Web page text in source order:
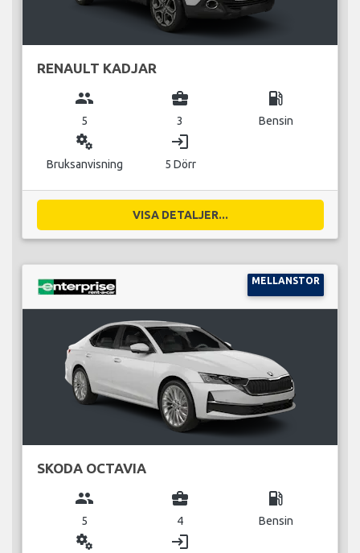
RENAULT KADJAR
group
5
business_center
3
local_gas_station
Bensin
miscellaneous_services
Bruksanvisning
login
5 Dörr
VISA DETALJER...
MELLANSTOR
SKODA OCTAVIA
group
5
business_center
4
local_gas_station
Bensin
miscellaneous_services login